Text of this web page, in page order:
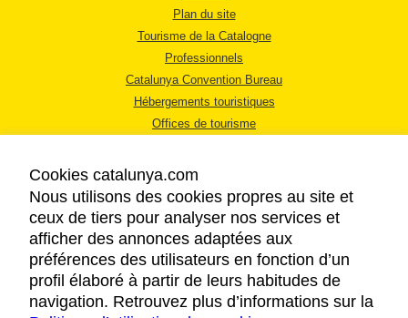
Plan du site
Tourisme de la Catalogne
Professionnels
Catalunya Convention Bureau
Hébergements touristiques
Offices de tourisme
MENTIONS LÉGALES
RÈGLES DE CONFIDENTIALITÉ
COOKIES
Cookies catalunya.com
Nous utilisons des cookies propres au site et
ceux de tiers pour analyser nos services et
afficher des annonces adaptées aux
préférences des utilisateurs en fonction d’un
profil élaboré à partir de leurs habitudes de
navigation. Retrouvez plus d’informations sur la